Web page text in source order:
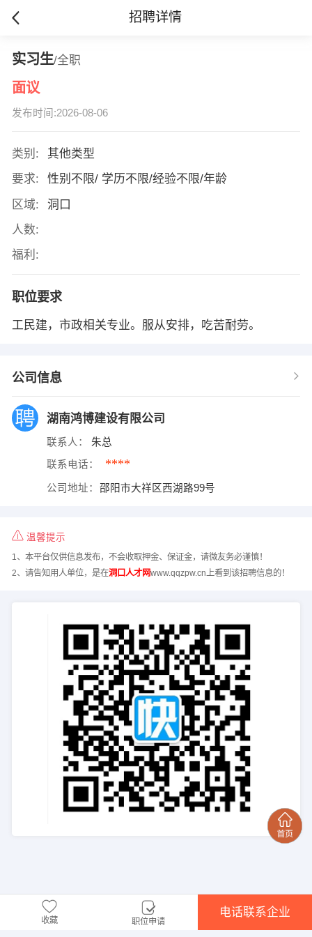
招聘详情
实习生/全职
面议
发布时间:2026-08-06
类别:
其他类型
要求:
性别不限/ 学历不限/经验不限/年龄
区域:
洞口
人数:
福利:
职位要求
工民建，市政相关专业。服从安排，吃苦耐劳。
公司信息
湖南鸿博建设有限公司
联系人： 朱总
联系电话： ****
公司地址： 邵阳市大祥区西湖路99号
温馨提示
1、本平台仅供信息发布，不会收取押金、保证金，请微友务必谨慎！
2、请告知用人单位，是在洞口人才网www.qqzpw.cn上看到该招聘信息的！
收藏 职位申请
电话联系企业